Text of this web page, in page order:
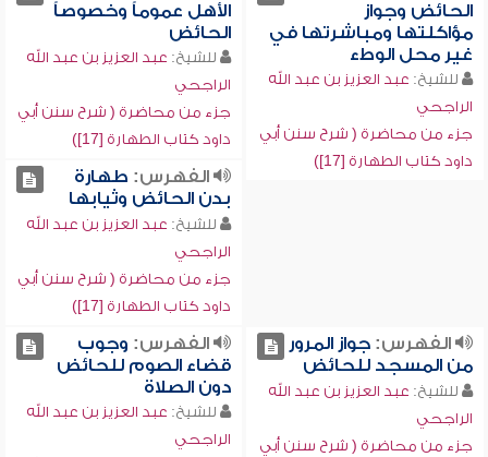
الحائض وجواز
مؤاكلتها ومباشرتها في
غير محل الوطء
للشيخ: عبد العزيز بن عبد الله
الراجحي
جزء من محاضرة ( شرح سنن أبي
داود كتاب الطهارة [17])
الأهل عموماً وخصوصاً
الحائض
للشيخ: عبد العزيز بن عبد الله
الراجحي
جزء من محاضرة ( شرح سنن أبي
داود كتاب الطهارة [17])
الفهرس: طهارة
بدن الحائض وثيابها
للشيخ: عبد العزيز بن عبد الله
الراجحي
جزء من محاضرة ( شرح سنن أبي
داود كتاب الطهارة [17])
الفهرس:جواز المرور
من المسجد للحائض
للشيخ: عبد العزيز بن عبد الله
الراجحي
جزء من محاضرة ( شرح سنن أبي
الفهرس: وجوب
قضاء الصوم للحائض
دون الصلاة
للشيخ: عبد العزيز بن عبد الله
الراجحي